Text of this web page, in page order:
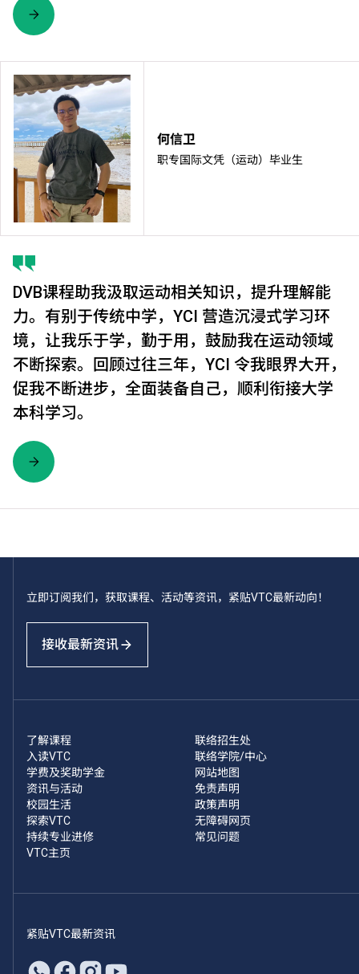
何信卫
职专国际文凭（运动）毕业生
DVB课程助我汲取运动相关知识，提升理解能
力。有别于传统中学，YCI 营造沉浸式学习环
境，让我乐于学，勤于用，鼓励我在运动领域
不断探索。回顾过往三年，YCI 令我眼界大开，
促我不断进步，全面装备自己，顺利衔接大学
本科学习。
立即订阅我们，获取课程、活动等资讯，紧贴VTC最新动向！
接收最新资讯
了解课程
入读VTC
学费及奖助学金
资讯与活动
校园生活
探索VTC
持续专业进修
VTC主页
联络招生处
联络学院/中心
网站地图
免责声明
政策声明
无障碍网页
常见问题
紧贴VTC最新资讯